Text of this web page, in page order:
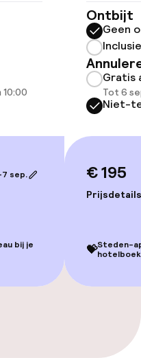
sep.
bij je
Ontbijt
Geen
Gratis
Tot 6
Niet-
€ 195
Prijsdetails
💝Steden-